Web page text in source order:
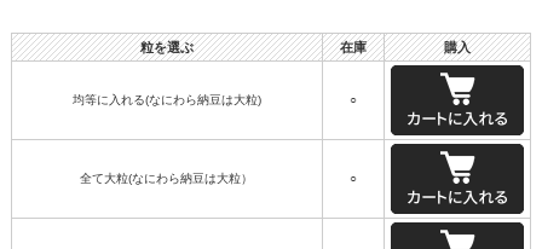
粒を選ぶ 在庫 購入
均等に入れる(なにわら納豆は大粒) ○
全て大粒(なにわら納豆は大粒） ○